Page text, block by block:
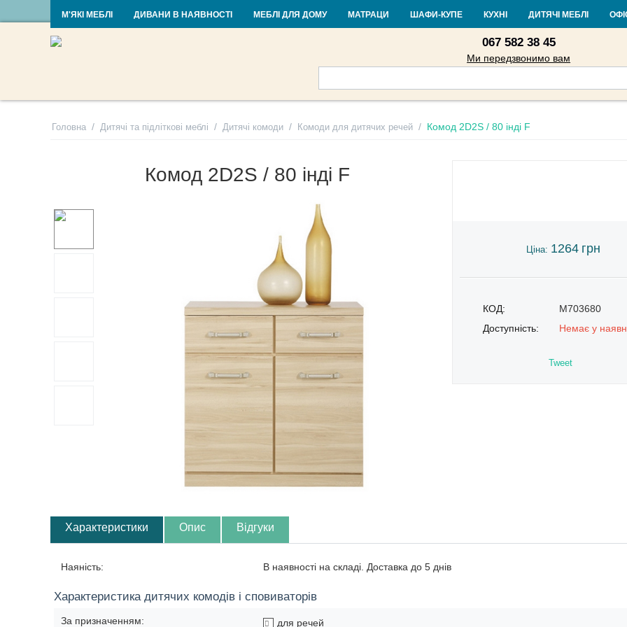
RU UA Контакти Доставка і оплата Гарантія та повернення Кредит
067 582 38 45
Ми передзвонимо вам
М'ЯКІ МЕБЛІ ДИВАНИ В НАЯВНОСТІ МЕБЛІ ДЛЯ ДОМУ МАТРАЦИ ШАФИ-КУПЕ КУХНІ ДИТЯЧІ МЕБЛІ
Головна / Дитячі та підліткові меблі / Дитячі комоди / Комоди для дитячих речей / Комод 2D2S / 80 інді F
Комод 2D2S / 80 інді F
Ціна: 1264 грн
КОД:
M703680
Доступність:
Немає у
Tweet
Характеристики Опис Відгуки
Наяність: В наявності на складі. Доставка до 5 днів
Характеристика дитячих комодів і сповиваторів
За призначенням: для речей